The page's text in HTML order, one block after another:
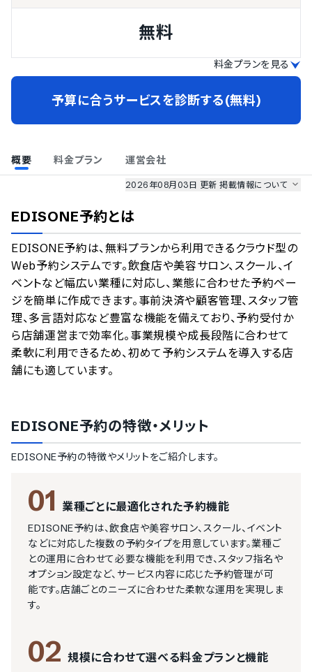
無料
料金プランを見る
予算に合うサービスを診断する(無料)
概要 料金プラン 運営会社
2026年08月03日 更新掲載情報について
のサービス情報は、
のサービスデータを参照しています。
情報更新者：業界DX最強ナビ編集部 情報取得元 掲載修正依頼
EDISONE予約とは
EDISONE予約は、無料プランから利用できるクラウド型の
Web予約システムです。飲食店や美容サロン、スクール、イ
ベントなど幅広い業種に対応し、業態に合わせた予約ペー
ジを簡単に作成できます。事前決済や顧客管理、スタッフ管
理、多言語対応など豊富な機能を備えており、予約受付か
ら店舗運営まで効率化。事業規模や成長段階に合わせて
柔軟に利用できるため、初めて予約システムを導入する店
舗にも適しています。
EDISONE予約の特徴・メリット
EDISONE予約の特徴やメリットをご紹介します。
01 業種ごとに最適化された予約機能
EDISONE予約は、飲食店や美容サロン、スクール、イベント
などに対応した複数の予約タイプを用意しています。業種ご
との運用に合わせて必要な機能を利用でき、スタッフ指名や
オプション設定など、サービス内容に応じた予約管理が可
能です。店舗ごとのニーズに合わせた柔軟な運用を実現しま
す。
02 規模に合わせて選べる料金プランと機能